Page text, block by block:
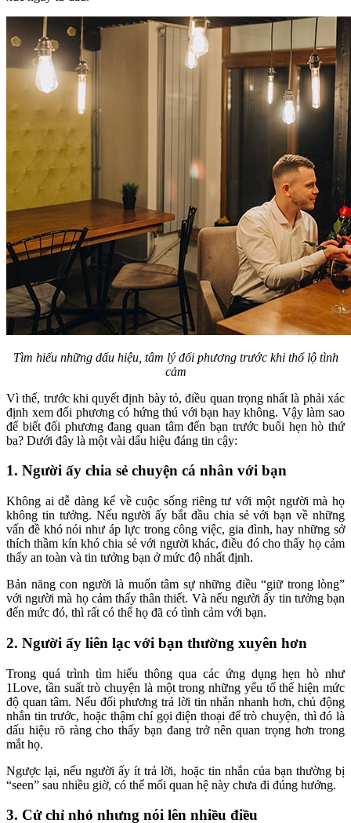
Tìm hiểu những dấu hiệu, tâm lý đối phương trước khi thổ lộ tình
cảm
Vì thế, trước khi quyết định bày tỏ, điều quan trọng nhất là phải xác
định xem đối phương có hứng thú với bạn hay không. Vậy làm sao
để biết đối phương đang quan tâm đến bạn trước buổi hẹn hò thứ
ba? Dưới đây là một vài dấu hiệu đáng tin cậy:
1. Người ấy chia sẻ chuyện cá nhân với bạn
Không ai dễ dàng kể về cuộc sống riêng tư với một người mà họ
không tin tưởng. Nếu người ấy bắt đầu chia sẻ với bạn về những
vấn đề khó nói như áp lực trong công việc, gia đình, hay những sở
thích thầm kín khó chia sẻ với người khác, điều đó cho thấy họ cảm
thấy an toàn và tin tưởng bạn ở mức độ nhất định.
Bản năng con người là muốn tâm sự những điều “giữ trong lòng”
với người mà họ cảm thấy thân thiết. Và nếu người ấy tin tưởng bạn
đến mức đó, thì rất có thể họ đã có tình cảm với bạn.
2. Người ấy liên lạc với bạn thường xuyên hơn
Trong quá trình tìm hiểu thông qua các ứng dụng hẹn hò như
1Love, tần suất trò chuyện là một trong những yếu tố thể hiện mức
độ quan tâm. Nếu đối phương trả lời tin nhắn nhanh hơn, chủ động
nhắn tin trước, hoặc thậm chí gọi điện thoại để trò chuyện, thì đó là
dấu hiệu rõ ràng cho thấy bạn đang trở nên quan trọng hơn trong
mắt họ.
Ngược lại, nếu người ấy ít trả lời, hoặc tin nhắn của bạn thường bị
“seen” sau nhiều giờ, có thể mối quan hệ này chưa đi đúng hướng.
3. Cử chỉ nhỏ nhưng nói lên nhiều điều